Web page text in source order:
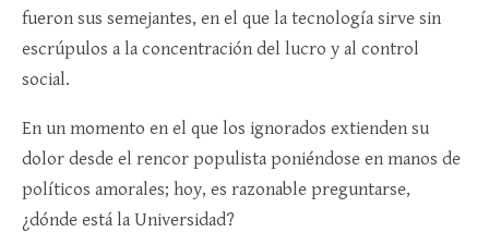
fueron sus semejantes, en el que la tecnología sirve sin
escrúpulos a la concentración del lucro y al control
social.
En un momento en el que los ignorados extienden su
dolor desde el rencor populista poniéndose en manos de
políticos amorales; hoy, es razonable preguntarse,
¿dónde está la Universidad?